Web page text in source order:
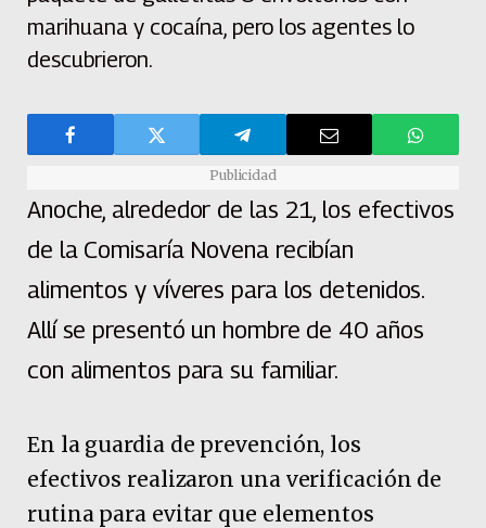
marihuana y cocaína, pero los agentes lo
descubrieron.
Publicidad
Anoche, alrededor de las 21, los efectivos
de la Comisaría Novena recibían
alimentos y víveres para los detenidos.
Allí se presentó un hombre de 40 años
con alimentos para su familiar.
En la guardia de prevención, los
efectivos realizaron una verificación de
rutina para evitar que elementos